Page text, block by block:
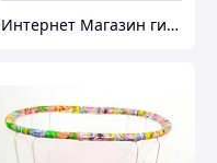
Интернет Магазин гидравлических узлов